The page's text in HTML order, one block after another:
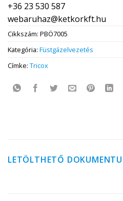
+36 23 530 587
webaruhaz@ketkorkft.hu
Cikkszám: PBÖ7005
Kategória: Füstgázelvezetés
Címke: Tricox
LETÖLTHETŐ